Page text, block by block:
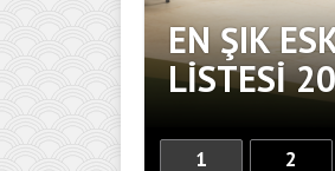
EN ŞIK
LISTESI
1 2